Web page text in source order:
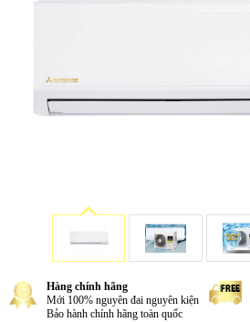
Hàng chính hãng
Mới 100% nguyên đai nguyên kiện
Bảo hành chính hãng toàn quốc